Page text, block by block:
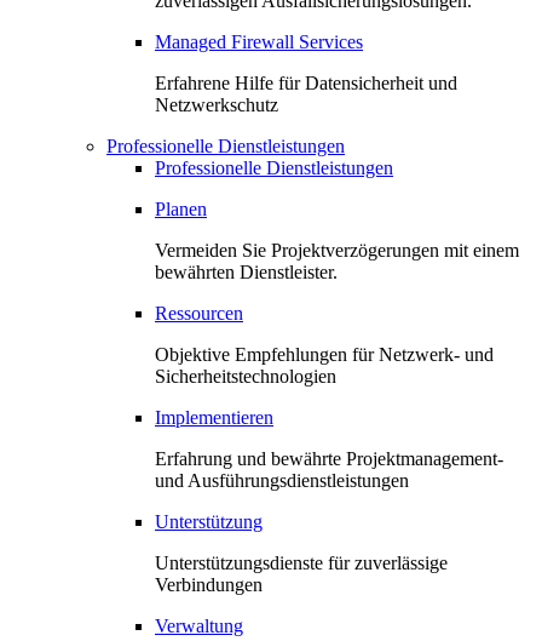
Managed Firewall Services
Erfahrene Hilfe für Datensicherheit und
Netzwerkschutz
Professionelle Dienstleistungen
Professionelle Dienstleistungen
Planen
Vermeiden Sie Projektverzögerungen mit einem
bewährten Dienstleister.
Ressourcen
Objektive Empfehlungen für Netzwerk- und
Sicherheitstechnologien
Implementieren
Erfahrung und bewährte Projektmanagement-
und Ausführungsdienstleistungen
Unterstützung
Unterstützungsdienste für zuverlässige
Verbindungen
Verwaltung